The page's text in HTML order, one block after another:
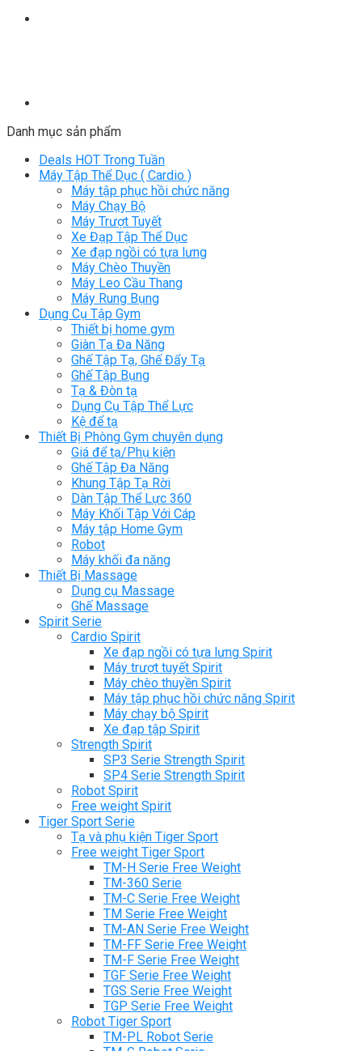
Danh mục sản phẩm
Deals HOT Trong Tuần
Máy Tập Thể Dục ( Cardio )
Máy tập phục hồi chức năng
Máy Chạy Bộ
Máy Trượt Tuyết
Xe Đạp Tập Thể Dục
Xe đạp ngồi có tựa lưng
Máy Chèo Thuyền
Máy Leo Cầu Thang
Máy Rung Bụng
Dụng Cụ Tập Gym
Thiết bị home gym
Giàn Tạ Đa Năng
Ghế Tập Tạ, Ghế Đẩy Tạ
Ghế Tập Bụng
Tạ & Đòn tạ
Dụng Cụ Tập Thể Lực
Kệ để tạ
Thiết Bị Phòng Gym chuyên dụng
Giá để tạ/Phụ kiện
Ghế Tập Đa Năng
Khung Tập Tạ Rời
Dàn Tập Thể Lực 360
Máy Khối Tập Với Cáp
Máy tập Home Gym
Robot
Máy khối đa năng
Thiết Bị Massage
Dụng cụ Massage
Ghế Massage
Spirit Serie
Cardio Spirit
Xe đạp ngồi có tựa lưng Spirit
Máy trượt tuyết Spirit
Máy chèo thuyền Spirit
Máy tập phục hồi chức năng Spirit
Máy chạy bộ Spirit
Xe đạp tập Spirit
Strength Spirit
SP3 Serie Strength Spirit
SP4 Serie Strength Spirit
Robot Spirit
Free weight Spirit
Tiger Sport Serie
Tạ và phụ kiện Tiger Sport
Free weight Tiger Sport
TM-H Serie Free Weight
TM-360 Serie
TM-C Serie Free Weight
TM Serie Free Weight
TM-AN Serie Free Weight
TM-FF Serie Free Weight
TM-F Serie Free Weight
TGF Serie Free Weight
TGS Serie Free Weight
TGP Serie Free Weight
Robot Tiger Sport
TM-PL Robot Serie